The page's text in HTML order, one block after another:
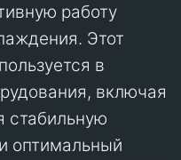
работу
Этот
в
включая
стабильную
оптимальный